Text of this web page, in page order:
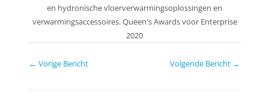
en hydronische vloerverwarmingsoplossingen en
verwarmingsaccessoires. Queen's Awards voor Enterprise
2020
← Vorige Bericht Volgende Bericht →